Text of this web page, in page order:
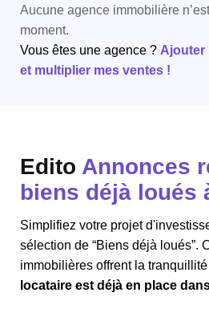
Aucune agence immobilière
moment.
Vous êtes une agence ? Ajouter
et multiplier mes ventes !
Edito Annonces
biens déjà loués
Simplifiez votre projet
sélection de “Biens déjà loués”.
immobilières offrent la
locataire est déjà en place